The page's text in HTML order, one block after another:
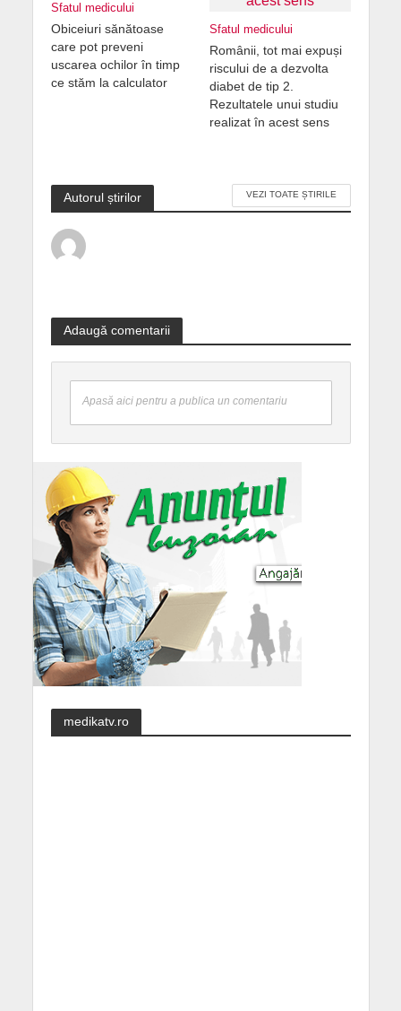
Sfatul medicului
Obiceiuri sănătoase
care pot preveni
uscarea ochilor în timp
ce stăm la calculator
Sfatul medicului
Românii, tot mai expuși
riscului de a dezvolta
diabet de tip 2.
Rezultatele unui studiu
realizat în acest sens
Autorul știrilor VEZI TOATE ȘTIRILE
Adaugă comentarii
Apasă aici pentru a publica un comentariu
medikatv.ro